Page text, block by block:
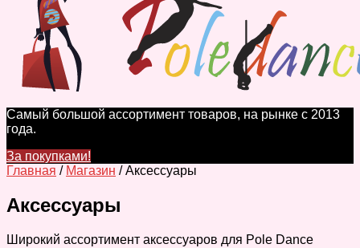
Самый большой ассортимент товаров, на рынке с 2013
года.
За покупками!
Главная / Магазин / Аксессуары
Аксессуары
Широкий ассортимент аксессуаров для Pole Dance